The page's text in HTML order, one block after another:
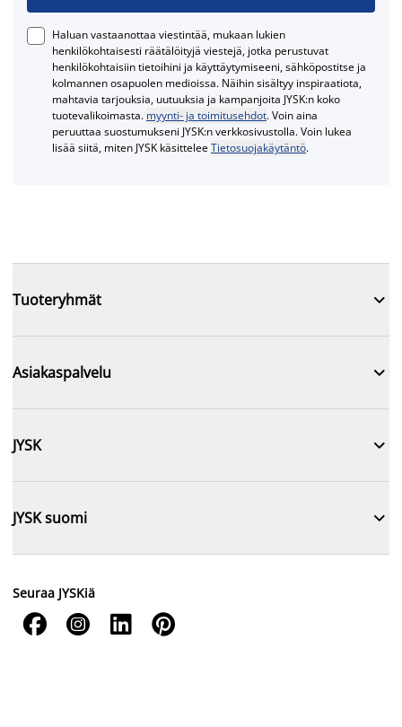
Haluan vastaanottaa viestintää, mukaan lukien
henkilökohtaisesti räätälöityjä viestejä, jotka perustuvat
henkilökohtaisiin tietoihini ja käyttäytymiseeni, sähköpostitse ja
kolmannen osapuolen medioissa. Näihin sisältyy inspiraatiota,
mahtavia tarjouksia, uutuuksia ja kampanjoita JYSK:n koko
tuotevalikoimasta. myynti- ja toimitusehdot. Voin aina
peruuttaa suostumukseni JYSK:n verkkosivustolla. Voin lukea
lisää siitä, miten JYSK käsitteleeTietosuojakäytäntö.
Tuoteryhmät 
Asiakaspalvelu 
JYSK 
JYSK suomi 
Seuraa JYSKiä
   